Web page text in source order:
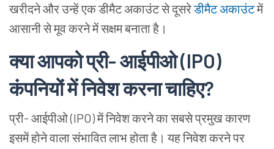
खरीदने और उन्हें एक डीमैट अकाउंट से दूसरेडीमैट अकाउंटमें
आसानी से मूव करने में सक्षम बनाता है।
क्या आपको प्री- आईपीओ (IPO)
कंपनियों में निवेश करना चाहिए?
प्री- आईपीओ (IPO) में निवेश करने का सबसे प्रमुख कारण
इसमें होने वाला संभावित लाभ होता है। यह निवेश करने पर